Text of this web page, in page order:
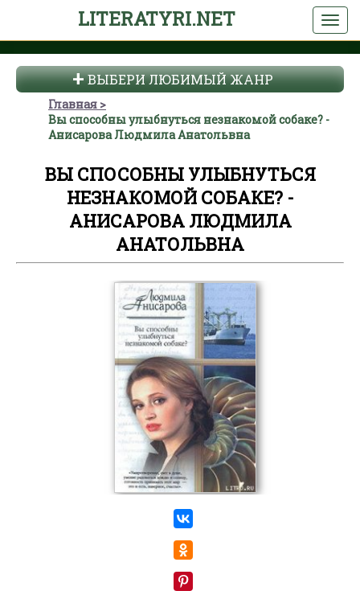
LITERATYRI.NET
ВЫБЕРИ ЛЮБИМЫЙ ЖАНР
Главная
Вы способны улыбнуться незнакомой собаке? -
Анисарова Людмила Анатольвна
ВЫ СПОСОБНЫ УЛЫБНУТЬСЯ
НЕЗНАКОМОЙ СОБАКЕ? -
АНИСАРОВА ЛЮДМИЛА
АНАТОЛЬВНА